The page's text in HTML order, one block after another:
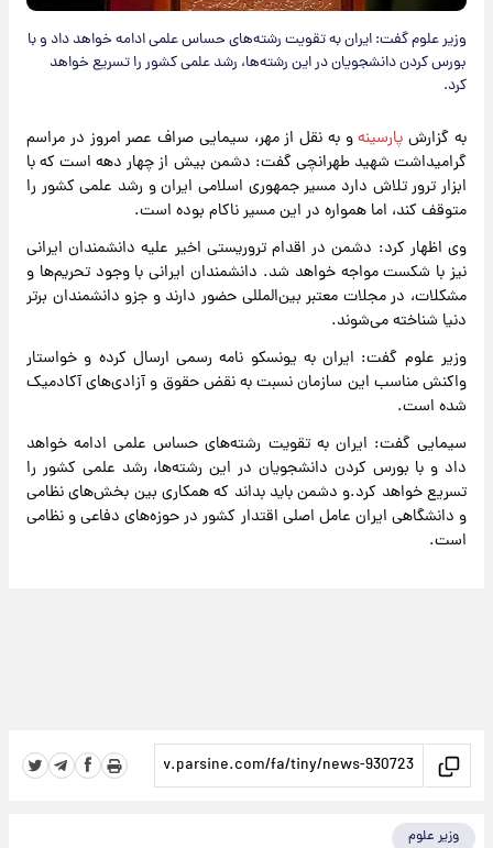
وزیر علوم گفت: ایران به تقویت رشته‌های حساس علمی ادامه خواهد داد و با
بورس کردن دانشجویان در این رشته‌ها، رشد علمی کشور را تسریع خواهد
کرد.
به گزارش پارسینهو به نقل از مهر، سیمایی صراف عصر امروز در مراسم
گرامیداشت شهید طهرانچی گفت: دشمن بیش از چهار دهه است که با
ابزار ترور تلاش دارد مسیر جمهوری اسلامی ایران و رشد علمی کشور را
متوقف کند، اما همواره در این مسیر ناکام بوده است.
وی اظهار کرد: دشمن در اقدام تروریستی اخیر علیه دانشمندان ایرانی
نیز با شکست مواجه خواهد شد. دانشمندان ایرانی با وجود تحریم‌ها و
مشکلات، در مجلات معتبر بین‌المللی حضور دارند و جزو دانشمندان برتر
دنیا شناخته می‌شوند.
وزیر علوم گفت: ایران به یونسکو نامه رسمی ارسال کرده و خواستار
واکنش مناسب این سازمان نسبت به نقض حقوق و آزادی‌های آکادمیک
شده است.
سیمایی گفت: ایران به تقویت رشته‌های حساس علمی ادامه خواهد
داد و با بورس کردن دانشجویان در این رشته‌ها، رشد علمی کشور را
تسریع خواهد کرد.و دشمن باید بداند که همکاری بین بخش‌های نظامی
و دانشگاهی ایران عامل اصلی اقتدار کشور در حوزه‌های دفاعی و نظامی
است.
وزیر علوم